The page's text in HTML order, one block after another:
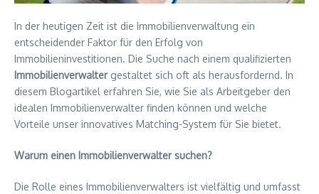
In der heutigen Zeit ist die Immobilienverwaltung ein
entscheidender Faktor für den Erfolg von
Immobilieninvestitionen. Die Suche nach einem qualifizierten
Immobilienverwaltergestaltet sich oft als herausfordernd. In
diesem Blogartikel erfahren Sie, wie Sie als Arbeitgeber den
idealen Immobilienverwalter finden können und welche
Vorteile unser innovatives Matching-System für Sie bietet.
Warum einen Immobilienverwalter suchen?
Die Rolle eines Immobilienverwalters ist vielfältig und umfasst